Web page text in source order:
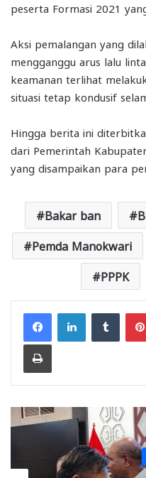
peserta Formasi 2021
Aksi pemalangan yang
mengganggu arus lalu
keamanan terlihat
situasi tetap kondusif
Hingga berita ini
dari Pemerintah
yang disampaikan para
Bakar ban
Pemda Manokwari
PPPK
FacebookLinkedIn
Print
Adat